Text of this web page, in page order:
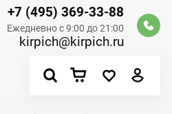
+7 (495) 369-33-88
Ежедневно с 9:00 до 21:00
kirpich@kirpich.ru